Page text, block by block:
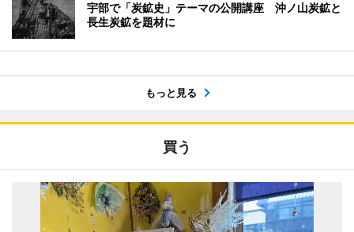
宇部で「炭鉱史」テーマの公開講座 沖ノ山炭鉱と
長生炭鉱を題材に
もっと見る
買う